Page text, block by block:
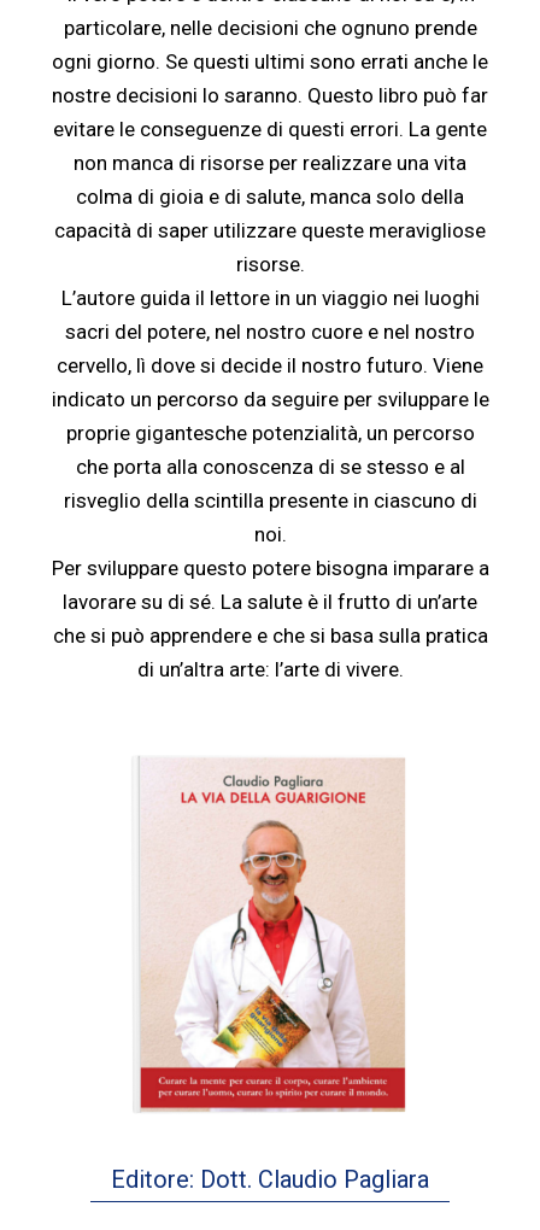
particolare, nelle decisioni che ognuno prende
ogni giorno. Se questi ultimi sono errati anche le
nostre decisioni lo saranno. Questo libro può far
evitare le conseguenze di questi errori. La gente
non manca di risorse per realizzare una vita
colma di gioia e di salute, manca solo della
capacità di saper utilizzare queste meravigliose
risorse.
L’autore guida il lettore in un viaggio nei luoghi
sacri del potere, nel nostro cuore e nel nostro
cervello, lì dove si decide il nostro futuro. Viene
indicato un percorso da seguire per sviluppare le
proprie gigantesche potenzialità, un percorso
che porta alla conoscenza di se stesso e al
risveglio della scintilla presente in ciascuno di
noi.
Per sviluppare questo potere bisogna imparare a
lavorare su di sé. La salute è il frutto di un’arte
che si può apprendere e che si basa sulla pratica
di un’altra arte: l’arte di vivere.
Editore: Dott. Claudio Pagliara